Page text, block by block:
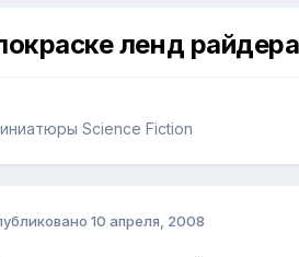
ленд райдера
Science Fiction
10 апреля, 2008